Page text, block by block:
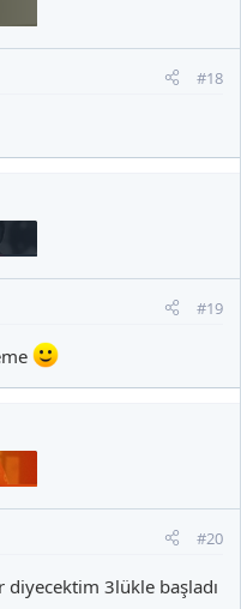
#18
#19
#20
diyecektim 3lükle başladı